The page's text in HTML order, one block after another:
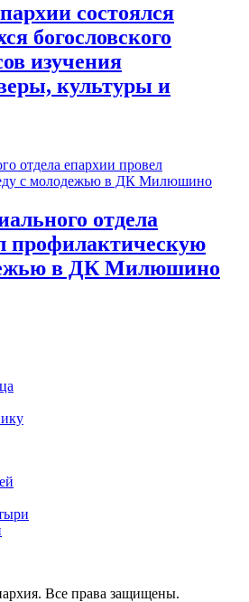
состоялся
богословского
изучения
культуры и
отдела
профилактическую
в ДК Милюшино
Все права защищены.